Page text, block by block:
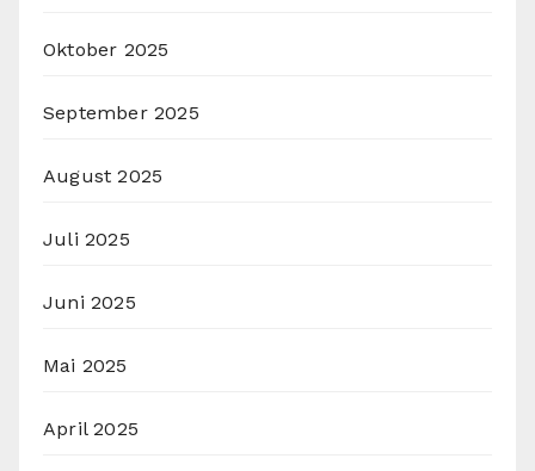
Oktober 2025
September 2025
August 2025
Juli 2025
Juni 2025
Mai 2025
April 2025